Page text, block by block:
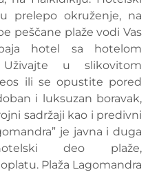
prelepo okruženje, na
peščane plaže vodi Vas
hotel sa hotelom
Uživajte u slikovitom
ili se opustite pored
i luksuzan boravak,
sadržaji kao i predivni
je javna i duga
deo plaže,
Plaža Lagomandra